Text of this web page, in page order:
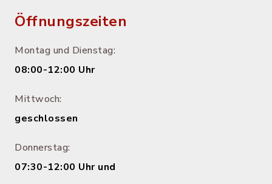
Öffnungszeiten
Montag und Dienstag:
08:00-12:00 Uhr
Mittwoch:
geschlossen
Donnerstag:
07:30-12:00 Uhr und